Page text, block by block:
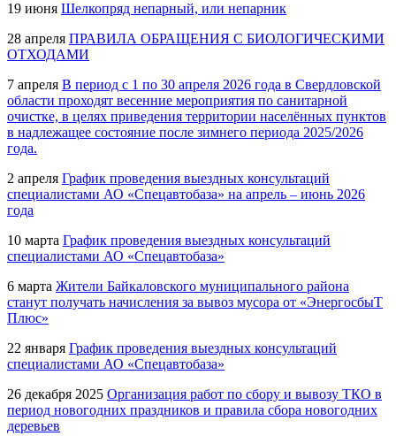
19 июня Шелкопряд непарный, или непарник
28 апреля ПРАВИЛА ОБРАЩЕНИЯ С БИОЛОГИЧЕСКИМИ
ОТХОДАМИ
7 апреля В период с 1 по 30 апреля 2026 года в Свердловской
области проходят весенние мероприятия по санитарной
очистке, в целях приведения территории населённых пунктов
в надлежащее состояние после зимнего периода 2025/2026
года.
2 апреля График проведения выездных консультаций
специалистами АО «Спецавтобаза» на апрель – июнь 2026
года
10 марта График проведения выездных консультаций
специалистами АО «Спецавтобаза»
6 марта Жители Байкаловского муниципального района
станут получать начисления за вывоз мусора от «ЭнергосбыТ
Плюс»
22 января График проведения выездных консультаций
специалистами АО «Спецавтобаза»
26 декабря 2025 Организация работ по сбору и вывозу ТКО в
период новогодних праздников и правила сбора новогодних
деревьев